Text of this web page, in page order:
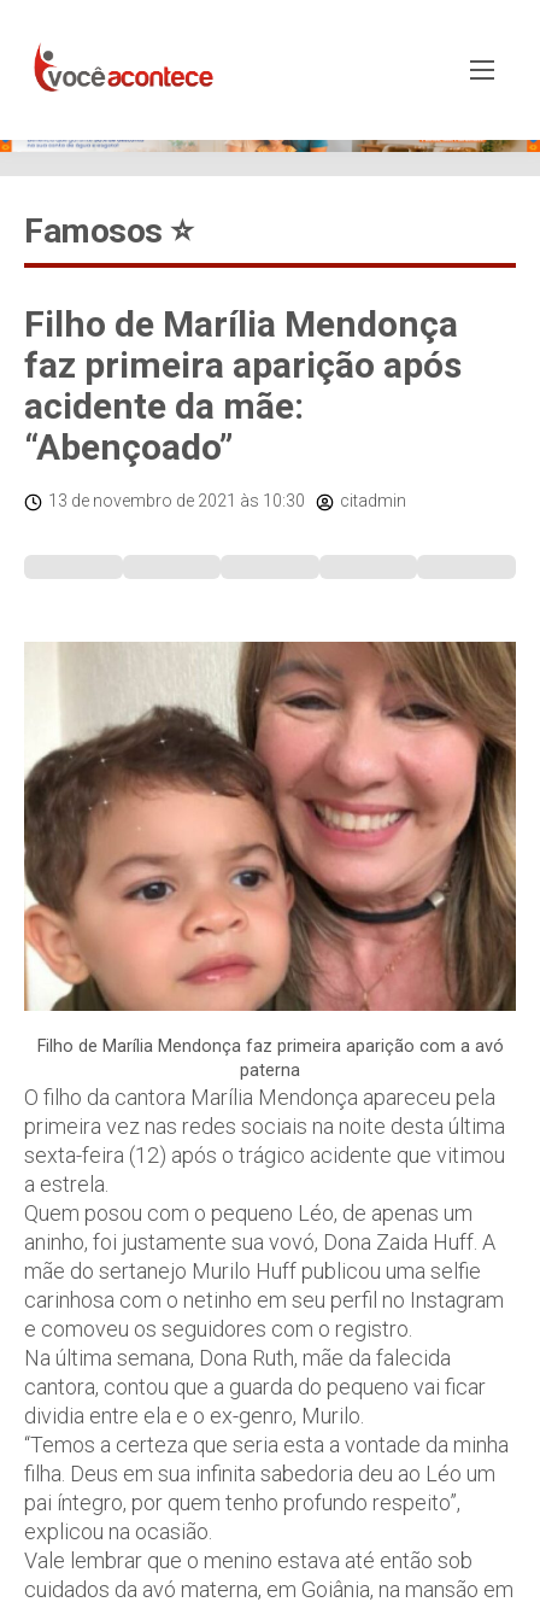
Famosos ⭐️
Filho de Marília Mendonça
faz primeira aparição após
acidente da mãe:
“Abençoado”
13 de novembro de 2021 às 10:30 citadmin
Filho de Marília Mendonça faz primeira aparição com a avó
paterna
O filho da cantora Marília Mendonça apareceu pela
primeira vez nas redes sociais na noite desta última
sexta-feira (12) após o trágico acidente que vitimou
a estrela.
Quem posou com o pequeno Léo, de apenas um
aninho, foi justamente sua vovó, Dona Zaida Huff. A
mãe do sertanejo Murilo Huff publicou uma selfie
carinhosa com o netinho em seu perfil no Instagram
e comoveu os seguidores com o registro.
Na última semana, Dona Ruth, mãe da falecida
cantora, contou que a guarda do pequeno vai ficar
dividia entre ela e o ex-genro, Murilo.
“Temos a certeza que seria esta a vontade da minha
filha. Deus em sua infinita sabedoria deu ao Léo um
pai íntegro, por quem tenho profundo respeito”,
explicou na ocasião.
Vale lembrar que o menino estava até então sob
cuidados da avó materna, em Goiânia, na mansão em